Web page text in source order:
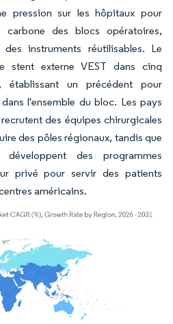
pression sur les hôpitaux pour
des blocs opératoires,
instruments réutilisables. Le
stent externe VEST dans cinq
établissant un précédent pour
l'ensemble du bloc. Les pays
des équipes chirurgicales
des pôles régionaux, tandis que
des programmes
privé pour servir des patients
américains.